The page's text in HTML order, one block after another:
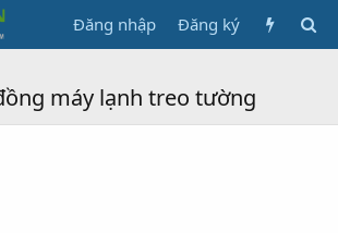
Đăng nhập Đăng ký
máy lạnh treo tường